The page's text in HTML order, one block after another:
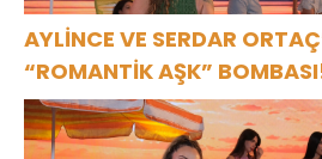
AYLİNCE VE SERDAR
“ROMANTİK AŞK”